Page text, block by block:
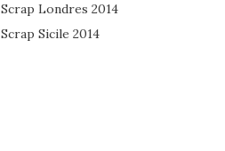
Scrap Londres 2014
Scrap Sicile 2014